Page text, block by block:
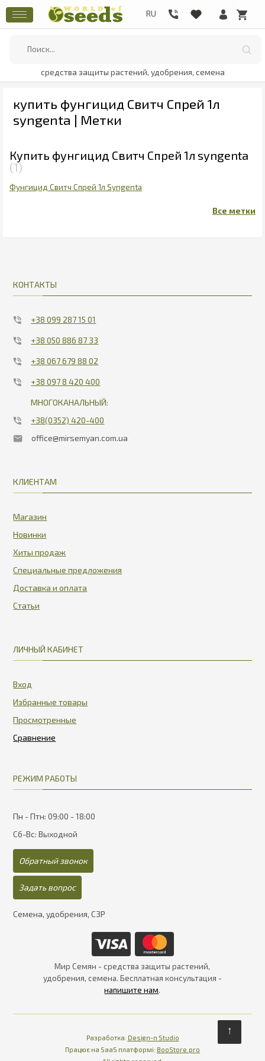
средства защиты растений, удобрения, семена
купить фунгицид Свитч Спрей 1л
syngenta | Метки
Купить фунгицид Свитч Спрей 1л syngenta
1
Фунгицид Свитч Спрей 1л Syngenta
КОНТАКТЫ
+38 099 287 15 01
+38 050 886 87 33
+38 067 679 88 02
+38 097 8 420 400
МНОГОКАНАЛЬНЫЙ:
+38(0352) 420-400
office@mirsemyan.com.ua
КЛИЕНТАМ
Магазин
Новинки
Хиты продаж
Специальные предложения
Доставка и оплата
Статьи
ЛИЧНЫЙ КАБИНЕТ
Вход
Избранные товары
Просмотренные
РЕЖИМ РАБОТЫ
Пн - Птн: 09:00 - 18:00
Сб-Вс: Выходной
Обратный звонок
Задать вопрос
Семена, удобрения, СЗР
Мир Семян - средства защиты растений,
удобрения, семена. Бесплатная консультация -
напишите нам.
Разработка: Design-n Studio
Працює на SaaS платформі: Працює на SaaS платформі
BooStore.pro
↑